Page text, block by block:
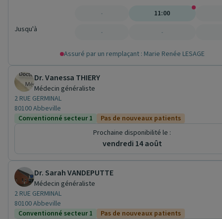
Jusqu'à
-
-
11:00
-
Assuré par un remplaçant : Marie Renée LESAGE
Dr. Vanessa THIERY
Médecin généraliste
2 RUE GERMINAL
80100 Abbeville
Conventionné secteur 1
Pas de nouveaux patients
Prochaine disponibilité le :
vendredi 14 août
Dr. Sarah VANDEPUTTE
Médecin généraliste
2 RUE GERMINAL
80100 Abbeville
Conventionné secteur 1
Pas de nouveaux patients